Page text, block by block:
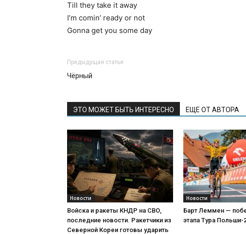
Till they take it away
I’m comin’ ready or not
Gonna get you some day
Предыдущая статья
Чёрный
ЭТО МОЖЕТ БЫТЬ ИНТЕРЕСНО ЕЩЕ ОТ АВТОРА
Новости
Войска и ракеты КНДР на СВО,
последние новости. Ракетчики из
Северной Кореи готовы ударить
Новости
Барт Леммен —
этапа Тура Польши-